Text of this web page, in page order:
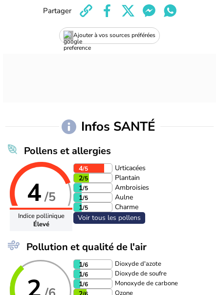
Ajouter à vos sources préférées
Partager
Infos SANTÉ
Pollens et allergies
4/5
Indice pollinique
Élevé
4/5
Urticacées
2/5
Plantain
1/5
Ambroisies
1/5
Aulne
1/5
Charme
Voir tous les pollens
Pollution et qualité de l'air
1/6 Dioxyde d'azote
1/6 Dioxyde de soufre
1/6 Monoxyde de carbone
Ozone